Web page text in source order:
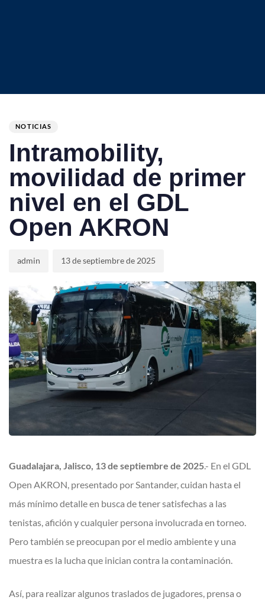
IN:
NOTICIAS
Intramobility,
movilidad de primer
nivel en el GDL
Open AKRON
admin
on:
13 de septiembre de 2025
Guadalajara, Jalisco, 13 de septiembre de 2025.- En el GDL
Open AKRON, presentado por Santander, cuidan hasta el
más mínimo detalle en busca de tener satisfechas a las
tenistas, afición y cualquier persona involucrada en torneo.
Pero también se preocupan por el medio ambiente y una
muestra es la lucha que inician contra la contaminación.
Así, para realizar algunos traslados de jugadores, prensa o